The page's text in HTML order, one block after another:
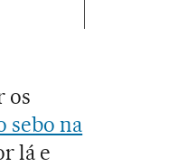
os
sebo na
lá e